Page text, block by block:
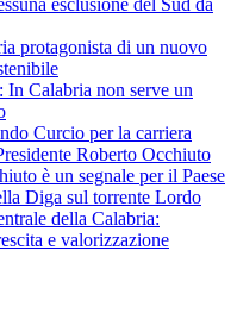
protagonista di un nuovo
Calabria non serve un
Curcio per la carriera
Roberto Occhiuto
è un segnale per il Paese
Diga sul torrente Lordo
della Calabria:
e valorizzazione